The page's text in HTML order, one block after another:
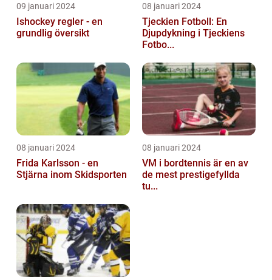
09 januari 2024
Ishockey regler - en
grundlig översikt
08 januari 2024
Tjeckien Fotboll: En
Djupdykning i Tjeckiens
Fotbo...
08 januari 2024
Frida Karlsson - en
Stjärna inom Skidsporten
08 januari 2024
VM i bordtennis är en av
de mest prestigefyllda
tu...